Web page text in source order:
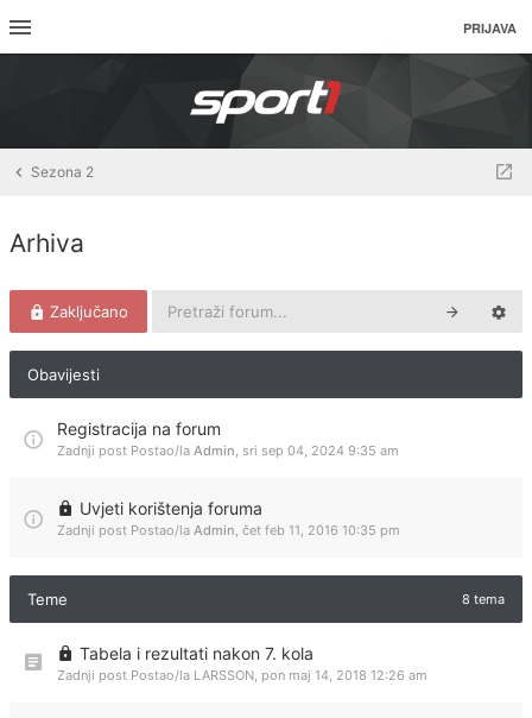
PRIJAVA
Sezona 2
Arhiva
Zaključano
Obavijesti
Registracija na forum
Zadnji post Postao/la Admin, sri sep 04, 2024 9:35 am
Uvjeti korištenja foruma
Zadnji post Postao/la Admin, čet feb 11, 2016 10:35 pm
Teme 8 tema
Tabela i rezultati nakon 7. kola
Zadnji post Postao/la LARSSON, pon maj 14, 2018 12:26 am